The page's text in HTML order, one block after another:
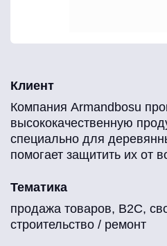
Клиент
Компания Armandbosu
высококачественную
специально для
помогает защитить их от
Тематика
продажа товаров, B2C,
строительство / ремонт